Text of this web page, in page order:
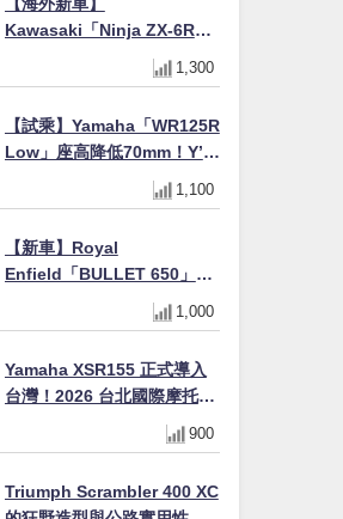
【海外新車】
Kawasaki「Ninja ZX-6R」
2027年式北美發表！636cc
四缸×銀河銀/暮光藍新色
美元起
1,300
【試乘】Yamaha「WR125R
Low」座高降低70mm！Y’s
Gear低座高座墊×低座高連桿
×腳踏著地感大幅改善，越野
1,100
【新車】Royal
Enfield「BULLET 650」8
月27日日本發售（98萬日圓
～）！648cc空冷並列雙缸×
色
1,000
Yamaha XSR155 正式導入
台灣！2026 台北國際摩托車
展亮相，70 週年紀念版
YZF-R 系列限量追加販售
900
Triumph Scrambler 400 XC